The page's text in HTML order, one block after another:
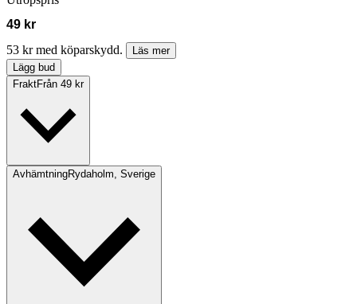
49 kr
53 kr med köparskydd.
Läs mer
Lägg bud
FraktFrån 49 kr
AvhämtningRydaholm, Sverige